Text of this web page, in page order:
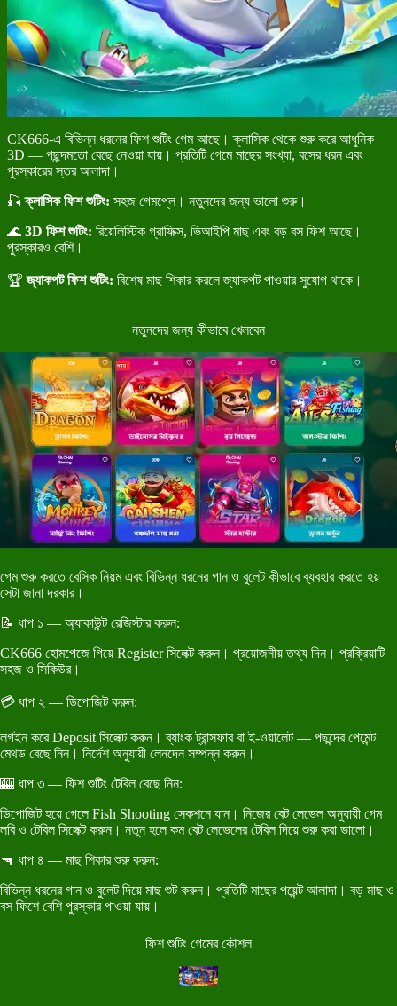
CK666-এ বিভিন্ন ধরনের ফিশ শুটিং গেম আছে। ক্লাসিক থেকে শুরু করে আধুনিক
3D — পছন্দমতো বেছে নেওয়া যায়। প্রতিটি গেমে মাছের সংখ্যা, বসের ধরন এবং
পুরস্কারের স্তর আলাদা।
🎣 ক্লাসিক ফিশ শুটিং: সহজ গেমপ্লে। নতুনদের জন্য ভালো শুরু।
🌊 3D ফিশ শুটিং: রিয়েলিস্টিক গ্রাফিক্স, ভিআইপি মাছ এবং বড় বস ফিশ আছে।
পুরস্কারও বেশি।
🏆জ্যাকপট ফিশ শুটিং: বিশেষ মাছ শিকার করলে জ্যাকপট পাওয়ার সুযোগ থাকে।
নতুনদের জন্য কীভাবে খেলবেন
গেম শুরু করতে বেসিক নিয়ম এবং বিভিন্ন ধরনের গান ও বুলেট কীভাবে ব্যবহার করতে হয়
সেটা জানা দরকার।
📝 ধাপ ১ — অ্যাকাউন্ট রেজিস্টার করুন:
CK666 হোমপেজে গিয়ে Register সিলেক্ট করুন। প্রয়োজনীয় তথ্য দিন। প্রক্রিয়াটি
সহজ ও সিকিউর।
💳 ধাপ ২ — ডিপোজিট করুন:
লগইন করে Deposit সিলেক্ট করুন। ব্যাংক ট্রান্সফার বা ই-ওয়ালেট — পছন্দের পেমেন্ট
মেথড বেছে নিন। নির্দেশ অনুযায়ী লেনদেন সম্পন্ন করুন।
🎰 ধাপ ৩ — ফিশ শুটিং টেবিল বেছে নিন:
ডিপোজিট হয়ে গেলে Fish Shooting সেকশনে যান। নিজের বেট লেভেল অনুযায়ী গেম
লবি ও টেবিল সিলেক্ট করুন। নতুন হলে কম বেট লেভেলের টেবিল দিয়ে শুরু করা ভালো।
🔫 ধাপ ৪ — মাছ শিকার শুরু করুন:
বিভিন্ন ধরনের গান ও বুলেট দিয়ে মাছ শুট করুন। প্রতিটি মাছের পয়েন্ট আলাদা। বড় মাছ ও
বস ফিশে বেশি পুরস্কার পাওয়া যায়।
ফিশ শুটিং গেমের কৌশল